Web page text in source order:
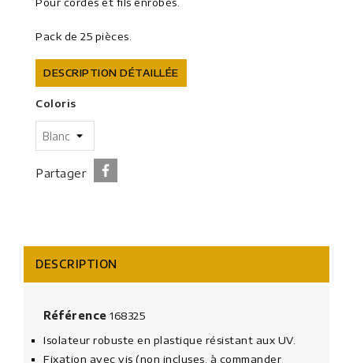
Pack de 25 pièces.
DESCRIPTION DÉTAILLÉE
Coloris
Partager
DESCRIPTION
Référence 168325
Isolateur robuste en plastique résistant aux UV.
Fixation avec vis (non incluses, à commander